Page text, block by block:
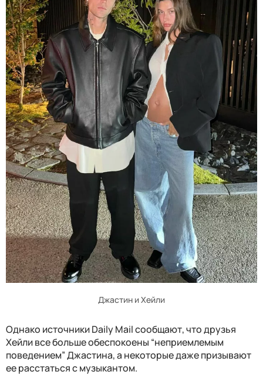
Джастин и Хейли
Однако источники Daily Mail сообщают, что друзья
Хейли все больше обеспокоены “неприемлемым
поведением” Джастина, а некоторые даже призывают
ее расстаться с музыкантом.